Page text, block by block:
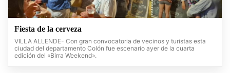
Fiesta de la cerveza
VILLA ALLENDE- Con gran convocatoria de vecinos y turistas esta
ciudad del departamento Colón fue escenario ayer de la cuarta
edición del «Birra Weekend».